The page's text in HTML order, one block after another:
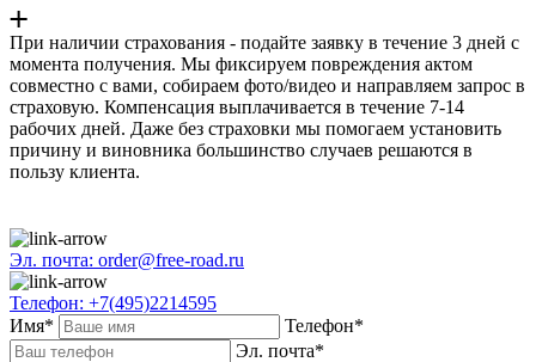
При наличии страхования - подайте заявку в течение 3 дней с
момента получения. Мы фиксируем повреждения актом
совместно с вами, собираем фото/видео и направляем запрос в
страховую. Компенсация выплачивается в течение 7-14
рабочих дней. Даже без страховки мы помогаем установить
причину и виновника большинство случаев решаются в
пользу клиента.
Эл. почта: order@free-road.ru
Телефон: +7(495)2214595
Имя*
Телефон*
Эл. почта*